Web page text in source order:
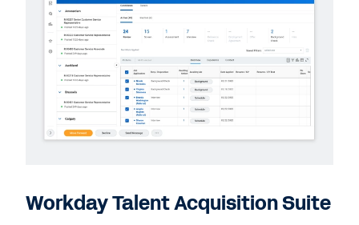
Workday Talent Acquisition Suite